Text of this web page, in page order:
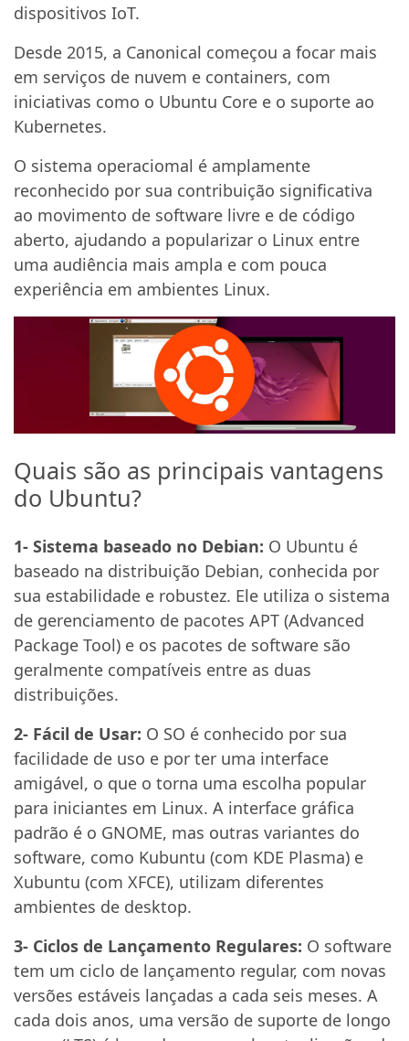
dispositivos IoT.
Desde 2015, a Canonical começou a focar mais
em serviços de nuvem e containers, com
iniciativas como o Ubuntu Core e o suporte ao
Kubernetes.
O sistema operaciomal é amplamente
reconhecido por sua contribuição significativa
ao movimento de software livre e de código
aberto, ajudando a popularizar o Linux entre
uma audiência mais ampla e com pouca
experiência em ambientes Linux.
Quais são as principais vantagens
do Ubuntu?
1- Sistema baseado no Debian: O Ubuntu é
baseado na distribuição Debian, conhecida por
sua estabilidade e robustez. Ele utiliza o sistema
de gerenciamento de pacotes APT (Advanced
Package Tool) e os pacotes de software são
geralmente compatíveis entre as duas
distribuições.
2- Fácil de Usar: O SO é conhecido por sua
facilidade de uso e por ter uma interface
amigável, o que o torna uma escolha popular
para iniciantes em Linux. A interface gráfica
padrão é o GNOME, mas outras variantes do
software, como Kubuntu (com KDE Plasma) e
Xubuntu (com XFCE), utilizam diferentes
ambientes de desktop.
3- Ciclos de Lançamento Regulares: O software
tem um ciclo de lançamento regular, com novas
versões estáveis lançadas a cada seis meses. A
cada dois anos, uma versão de suporte de longo